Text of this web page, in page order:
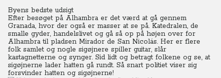
Byens bedste udsigt
Efter besøget på Alhambra er det værd at gå gennem
Granada, hvor der også er masser at se på. Katedralen, de
smalle gyder, handelslivet og gå så op på højen over for
Alhambra til pladsen Mirador de San Nicolás. Her er flere
folk samlet og nogle sigøjnere spiller guitar, slår
kastagnetterne og synger. Sid lidt og betragt folkene og se, at
sigøjnerne lader hatten gå rundt. Så snart politiet viser sig
forsvinder hatten og sigøjnerne!